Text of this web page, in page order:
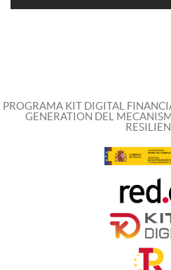
PROGRAMA KIT DIGITAL
GENERATION DEL